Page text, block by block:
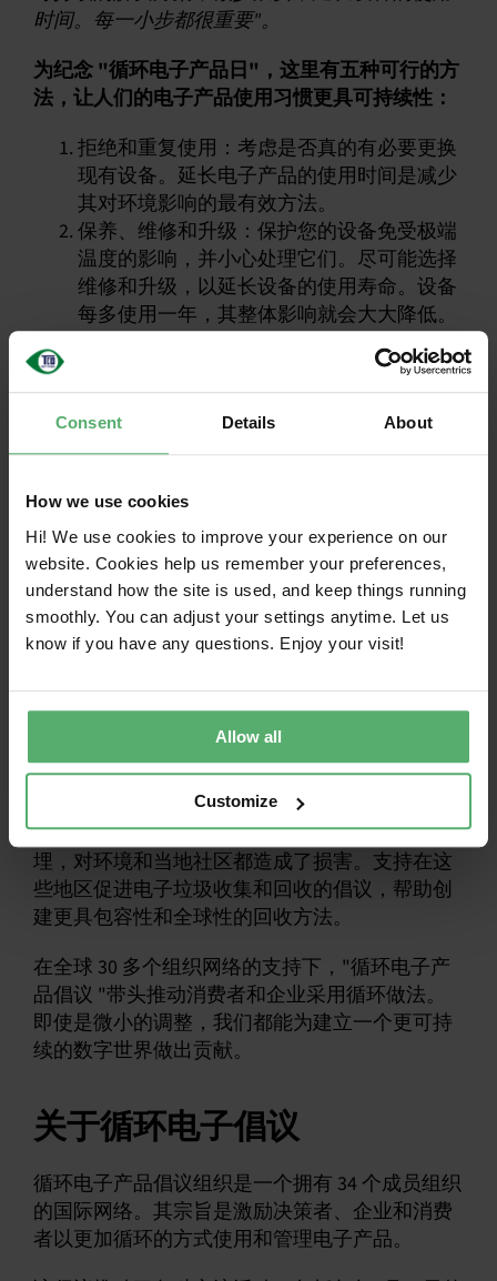
Consent Details About
How we use cookies
Hi! We use cookies to improve your experience on our
website. Cookies help us remember your preferences,
understand how the site is used, and keep things running
smoothly. You can adjust your settings anytime. Let us
know if you have any questions. Enjoy your visit!
Allow all
Customize
时间。每一小步都很重要"。
为纪念 "循环电子产品日"，这里有五种可行的方
法，让人们的电子产品使用习惯更具可持续性：
拒绝和重复使用：考虑是否真的有必要更换
现有设备。延长电子产品的使用时间是减少
其对环境影响的最有效方法。
保养、维修和升级：保护您的设备免受极端
温度的影响，并小心处理它们。尽可能选择
维修和升级，以延长设备的使用寿命。设备
每多使用一年，其整体影响就会大大降低。
购买二手产品：电子产品的二手市场正在蓬
勃发展。购买或出售二手设备可延长其生命
周期并减少浪费。
选择耐用产品：投资于专为长寿命和循环流
动而设计的设备。关注可持续发展认证和耐
翻新、再制造或回收：尽可能考虑翻新或再
制造产品。当产品无法维修时，不要让它们
在抽屉里积灰或最终被扔进垃圾桶。如果产
品对于一个用户来说已经达到了使用寿命，
而且无法再利用或出售，那么就把它们送到
生产者责任延伸计划、电子产品回收商或再
减少对环境的危害。
此外，请记住支持全球回收。除了回收自己的电
子产品，还要考虑更广泛的影响。在许多国家，
由于缺乏适当的回收设施，电子产品最终被填
埋，对环境和当地社区都造成了损害。支持在这
些地区促进电子垃圾收集和回收的倡议，帮助创
建更具包容性和全球性的回收方法。
在全球 30 多个组织网络的支持下，"循环电子产
品倡议 "带头推动消费者和企业采用循环做法。
即使是微小的调整，我们都能为建立一个更可持
续的数字世界做出贡献。
关于循环电子倡议
循环电子产品倡议组织是一个拥有 34 个成员组织
的国际网络。其宗旨是激励决策者、企业和消费
者以更加循环的方式使用和管理电子产品。